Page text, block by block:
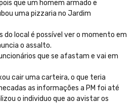
que um homem armado e
uma pizzaria no Jardim
do local é possível ver o momento em
o assalto.
que se afastam e vai em
cair uma carteira, o que teria
as informações a PM foi até
o individuo que ao avistar os